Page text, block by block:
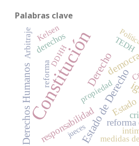
Palabras clave
ConstituciónEstado de Derecho
Derecho
Derechos Humanos Estado
reforma
responsabilidad
derechos
medidas
reforma
TEDH
Arbitraje
propiedad
Kelsen
jueces
DDHH